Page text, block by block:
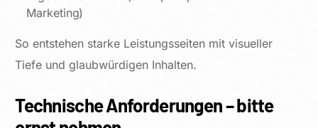
Marketing)
So entstehen starke Leistungsseiten mit visueller
Tiefe und glaubwürdigen Inhalten.
Technische Anforderungen – bitte